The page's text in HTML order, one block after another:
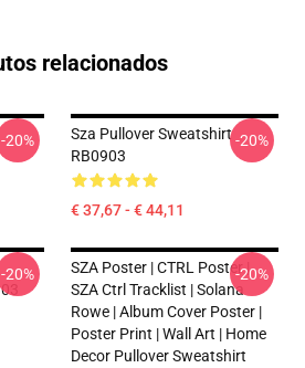
relacionados
-20%
Sza Pullover Sweatshirt
RB0903
€ 37,67 - € 44,11
-20%
-20%
SZA Poster | CTRL Poster |
SZA Ctrl Tracklist | Solana
Rowe | Album Cover Poster |
Poster Print | Wall Art | Home
Decor Pullover Sweatshirt
-20%